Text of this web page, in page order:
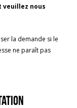
veuillez nous
la demande si le
ne paraît pas